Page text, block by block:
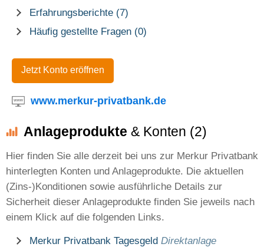
Erfahrungsberichte (7)
Häufig gestellte Fragen (0)
Jetzt Konto eröffnen
www.merkur-privatbank.de
Anlageprodukte & Konten (2)
Hier finden Sie alle derzeit bei uns zur Merkur Privatbank
hinterlegten Konten und Anlageprodukte. Die aktuellen
(Zins-)Konditionen sowie ausführliche Details zur
Sicherheit dieser Anlageprodukte finden Sie jeweils nach
einem Klick auf die folgenden Links.
Merkur Privatbank Tagesgeld Direktanlage